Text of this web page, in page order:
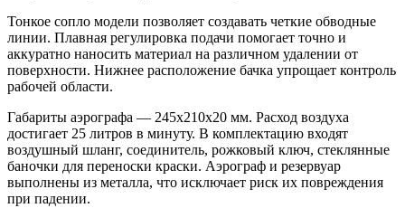
Тонкое сопло модели позволяет создавать четкие обводные
линии. Плавная регулировка подачи помогает точно и
аккуратно наносить материал на различном удалении от
поверхности. Нижнее расположение бачка упрощает контроль
рабочей области.
Габариты аэрографа — 245х210х20 мм. Расход воздуха
достигает 25 литров в минуту. В комплектацию входят
воздушный шланг, соединитель, рожковый ключ, стеклянные
баночки для переноски краски. Аэрограф и резервуар
выполнены из металла, что исключает риск их повреждения
при падении.